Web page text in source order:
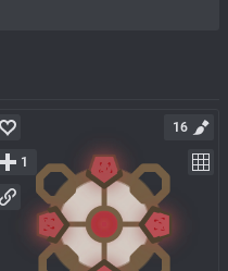
1
16